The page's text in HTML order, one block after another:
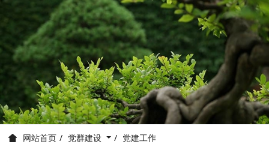
网站首页 党群建设 党建工作